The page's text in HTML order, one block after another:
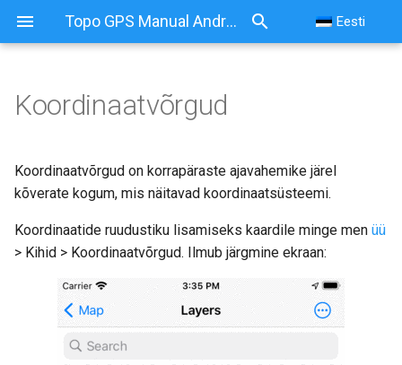
Topo GPS Manual Android Eesti
Koordinaatvõrgud
Koordinaatvõrgud on korrapäraste ajavahemike järel
kõverate kogum, mis näitavad koordinaatsüsteemi.
Koordinaatide ruudustiku lisamiseks kaardile minge men üü
> Kihid > Koordinaatvõrgud. Ilmub järgmine ekraan: